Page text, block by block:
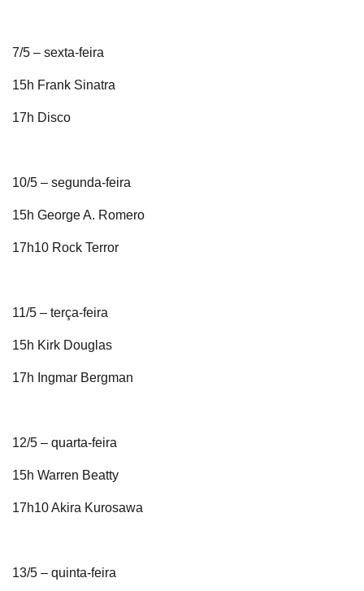
7/5 – sexta-feira
15h Frank Sinatra
17h Disco
10/5 – segunda-feira
15h George A. Romero
17h10 Rock Terror
11/5 – terça-feira
15h Kirk Douglas
17h Ingmar Bergman
12/5 – quarta-feira
15h Warren Beatty
17h10 Akira Kurosawa
13/5 – quinta-feira